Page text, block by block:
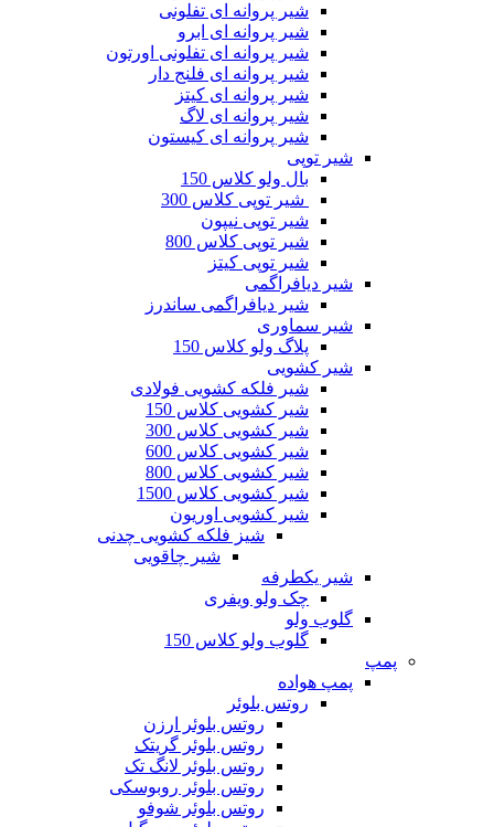
شیر پروانه ای تفلونی
شیر پروانه ای ابرو
شیر پروانه ای تفلونی اورتون
شیر پروانه ای فلنج دار
شیر پروانه ای کیتز
شیر پروانه ای لاگ
شیر پروانه ای کیستون
شیر توپی
بال ولو کلاس 150
شیر توپی کلاس 300
شیر توپی نیپون
شیر توپی کلاس 800
شیر توپی کیتز
شیر دیافراگمی
شیر دیافراگمی ساندرز
شیر سماوری
پلاگ ولو کلاس 150
شیر کشویی
شیر فلکه کشویی فولادی
شیر کشویی کلاس 150
شیر کشویی کلاس 300
شیر کشویی کلاس 600
شیر کشویی کلاس 800
شیر کشویی کلاس 1500
شیر کشویی اوریون
شیز فلکه کشویی چدنی
شیر چاقویی
شیر یکطرفه
چک ولو ویفری
گلوب ولو
گلوب ولو کلاس 150
پمپ
پمپ هواده
روتس بلوئر
روتس بلوئر ارزن
روتس بلوئر گریتک
روتس بلوئر لانگ تک
روتس بلوئر روبوسکی
روتس بلوئر شوفو